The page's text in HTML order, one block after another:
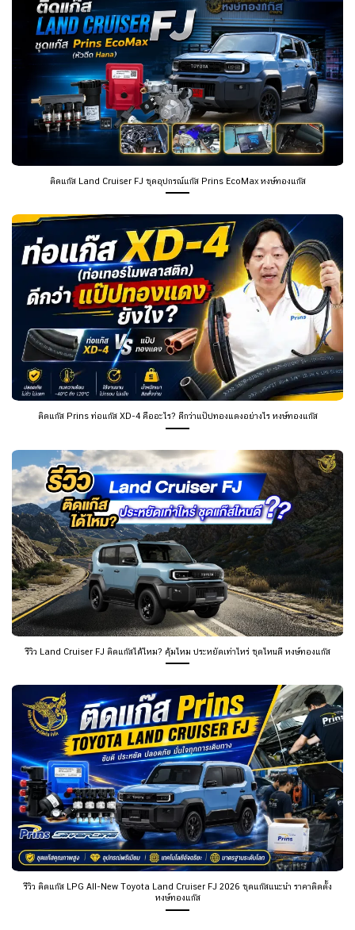
ติดแก๊ส Land Cruiser FJ ชุดอุปกรณ์แก๊ส Prins EcoMax หงษ์ทองแก๊ส
ติดแก๊ส Prins ท่อแก๊ส XD-4 คืออะไร? ดีกว่าแป๊ปทองแดงอย่างไร หงษ์ทองแก๊ส
รีวิว Land Cruiser FJ ติดแก๊สได้ไหม? คุ้มไหม ประหยัดเท่าไหร่ ชุดไหนดี หงษ์ทองแก๊ส
รีวิว ติดแก๊ส LPG All-New Toyota Land Cruiser FJ 2026 ชุดแก๊สแนะนำ ราคาติดตั้ง
หงษ์ทองแก๊ส